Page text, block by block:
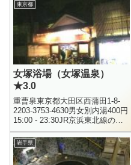
東京都
女塚浴場（女塚温泉）
★3.0
重曹泉東京都大田区西蒲田1-8-
2203-3753-4630男女別内湯400円
15:00 - 23:30JR京浜東北線の蒲
田駅から徒歩15分程の住宅街に
ある温泉銭湯です。辰巳天然
温...
岩手県